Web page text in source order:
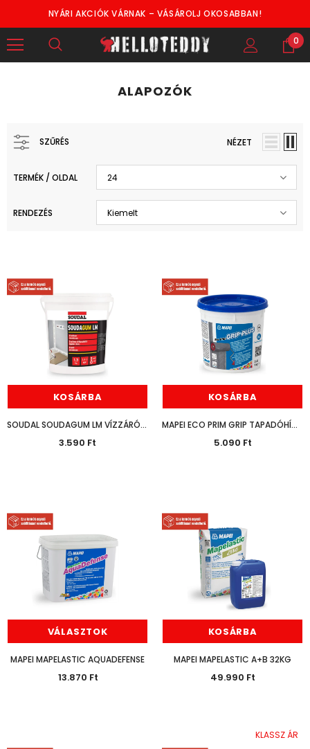
NYÁRI AKCIÓK VÁRNAK – VÁSÁROLJ OKOSABBAN!
0
ALAPOZÓK
SZŰRÉS NÉZET
TERMÉK / OLDAL 24
RENDEZÉS Kiemelt
KOSÁRBA
SOUDAL SOUDAGUM LM VÍZZÁRÓ FÓLIA 1,3KG
3.590 Ft
KOSÁRBA
MAPEI ECO PRIM GRIP TAPADÓHÍD 1KG
5.090 Ft
VÁLASZTOK
MAPEI MAPELASTIC AQUADEFENSE
13.870 Ft
KOSÁRBA
MAPEI MAPELASTIC A+B 32KG
49.990 Ft
KLASSZ ÁR